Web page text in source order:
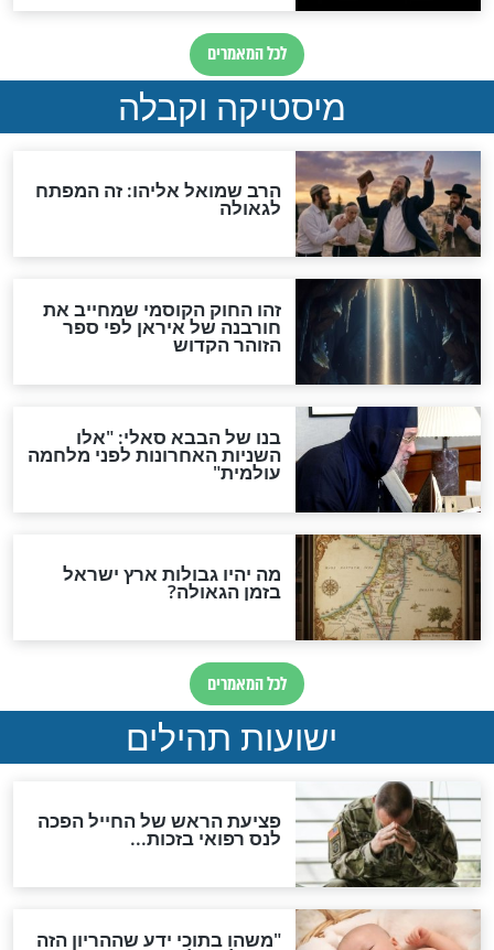
"לפני הגאולה תהיה אפיקורסות
והכחשה גדולה מאוד של
האמונה"
האם לאחר בוא המשיח יהיה
אפשר לחזור בתשובה?
לכל המאמרים
להמתקת הדינים וביטול
גזרות
סגולת ע"ב שמות הקודש